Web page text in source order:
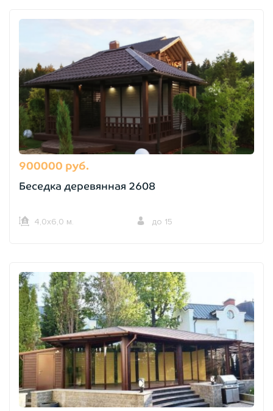
900000 руб.
Беседка деревянная 2608
4,0х6,0 м. до 15